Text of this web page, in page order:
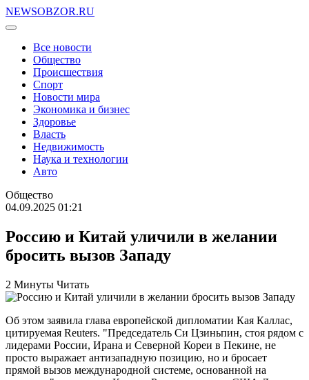
NEWSOBZOR.RU
Все новости
Общество
Происшествия
Спорт
Новости мира
Экономика и бизнес
Здоровье
Власть
Недвижимость
Наука и технологии
Авто
Общество
04.09.2025 01:21
Россию и Китай уличили в желании
бросить вызов Западу
2 Минуты Читать
Об этом заявила глава европейской дипломатии Кая Каллас,
цитируемая Reuters. "Председатель Си Цзиньпин, стоя рядом с
лидерами России, Ирана и Северной Кореи в Пекине, не
просто выражает антизападную позицию, но и бросает
прямой вызов международной системе, основанной на